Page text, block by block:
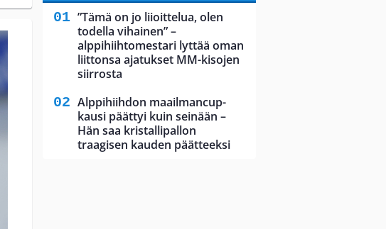
”Tämä on jo liioittelua, olen
todella vihainen” –
alppihiihtomestari lyttää oman
liittonsa ajatukset MM-kisojen
siirrosta
Alppihiihdon maailmancup-
kausi päättyi kuin seinään –
Hän saa kristallipallon
traagisen kauden päätteeksi